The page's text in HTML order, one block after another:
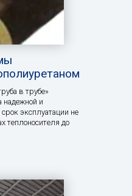
в трубе»
надежной и
эксплуатации не
теплоносителя до